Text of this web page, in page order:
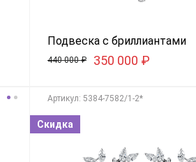
Подвеска с бриллиантами
440 000₽ 350 000 ₽
Aртикул: 5384-7582/1-2*
Скидка